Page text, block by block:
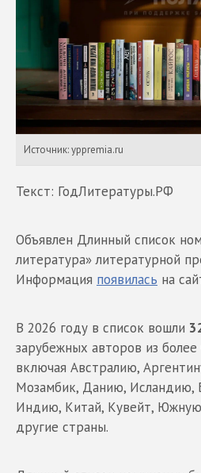
Источник: yppremia.ru
Текст: ГодЛитературы.РФ
Объявлен Длинный список
литература» литературной
Информация появилась на
В 2026 году в список вошли
зарубежных авторов из
включая Австралию,
Мозамбик, Данию, Исландию,
Индию, Китай, Кувейт,
другие страны.